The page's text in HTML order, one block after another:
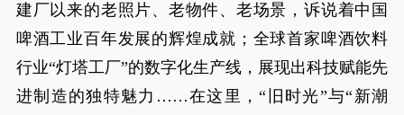
建厂以来的老照片、老物件、老场景，诉说着中国
啤酒工业百年发展的辉煌成就；全球首家啤酒饮料
行业“灯塔工厂”的数字化生产线，展现出科技赋能先
进制造的独特魅力……在这里，“旧时光”与“新潮